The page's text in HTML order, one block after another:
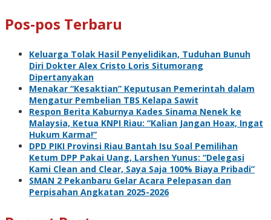
Pos-pos Terbaru
Keluarga Tolak Hasil Penyelidikan, Tuduhan Bunuh
Diri Dokter Alex Cristo Loris Situmorang
Dipertanyakan
Menakar “Kesaktian” Keputusan Pemerintah dalam
Mengatur Pembelian TBS Kelapa Sawit
Respon Berita Kaburnya Kades Sinama Nenek ke
Malaysia, Ketua KNPI Riau: “Kalian Jangan Hoax, Ingat
Hukum Karma!”
DPD PIKI Provinsi Riau Bantah Isu Soal Pemilihan
Ketum DPP Pakai Uang, Larshen Yunus: “Delegasi
Kami Clean and Clear, Saya Saja 100% Biaya Pribadi”
SMAN 2 Pekanbaru Gelar Acara Pelepasan dan
Perpisahan Angkatan 2025-2026